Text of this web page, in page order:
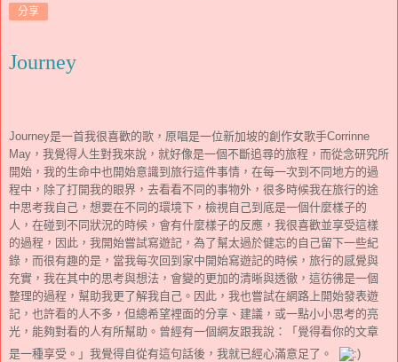
分享
Journey
Journey是一首我很喜歡的歌，原唱是一位新加坡的創作女歌手Corrinne
May，我覺得人生對我來說，就好像是一個不斷追尋的旅程，而從念研究所
開始，我的生命中也開始意識到旅行這件事情，在每一次到不同地方的過
程中，除了打開我的眼界，去看看不同的事物外，很多時候我在旅行的途
中思考我自己，想要在不同的環境下，檢視自己到底是一個什麼樣子的
人，在碰到不同狀況的時候，會有什麼樣子的反應，我很喜歡並享受這樣
的過程，因此，我開始嘗試寫遊記，為了幫太過於健忘的自己留下一些紀
錄，而很有趣的是，當我每次回到家中開始寫遊記的時候，旅行的感覺與
充實，我在其中的思考與想法，會變的更加的清晰與透徹，這彷彿是一個
整理的過程，幫助我更了解我自己。因此，我也嘗試在網路上開始發表遊
記，也許看的人不多，但總希望裡面的分享、建議，或一點小小思考的亮
光，能夠對看的人有所幫助。曾經有一個網友跟我說：「覺得看你的文章
是一種享受。」我覺得自從有這句話後，我就已經心滿意足了。